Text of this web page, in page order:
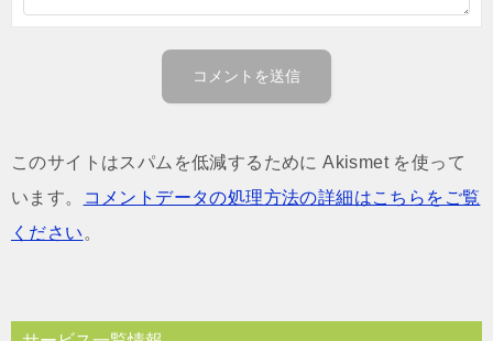
このサイトはスパムを低減するために Akismet を使って
います。
コメントデータの処理方法の詳細はこちらをご覧
ください。